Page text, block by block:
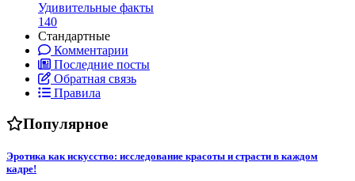
Удивительные факты
140
Стандартные
Комментарии
Последние посты
Обратная связь
Правила
Популярное
Эротика как искусство: исследование красоты и страсти в каждом
кадре!